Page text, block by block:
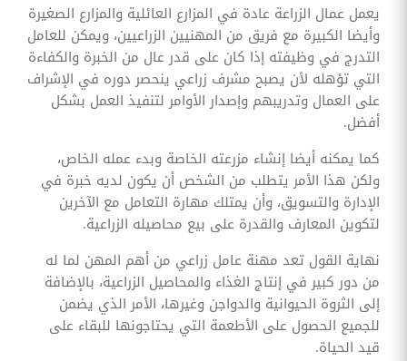
يعمل عمال الزراعة عادة في المزارع العائلية والمزارع الصغيرة
وأيضا الكبيرة مع فريق من المهنيين الزراعيين، ويمكن للعامل
التدرج في وظيفته إذا كان على قدر عال من الخبرة والكفاءة
التي تؤهله لأن يصبح مشرف زراعي ينحصر دوره في الإشراف
على العمال وتدريبهم وإصدار الأوامر لتنفيذ العمل بشكل
أفضل.
كما يمكنه أيضا إنشاء مزرعته الخاصة وبدء عمله الخاص،
ولكن هذا الأمر يتطلب من الشخص أن يكون لديه خبرة في
الإدارة والتسويق، وأن يمتلك مهارة التعامل مع الآخرين
لتكوين المعارف والقدرة على بيع محاصيله الزراعية.
نهاية القول تعد مهنة عامل زراعي من أهم المهن لما له
من دور كبير في إنتاج الغذاء والمحاصيل الزراعية، بالإضافة
إلى الثروة الحيوانية والدواجن وغيرها، الأمر الذي يضمن
للجميع الحصول على الأطعمة التي يحتاجونها للبقاء على
قيد الحياة.